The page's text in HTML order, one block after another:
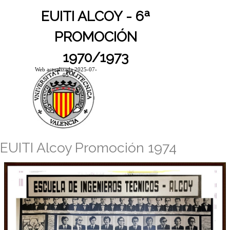
Saltar menú
EUITI ALCOY - 6ª
PROMOCIÓN
1970/1973
Web actualizada 2025-07-
05
EUITI Alcoy Promoción 1974